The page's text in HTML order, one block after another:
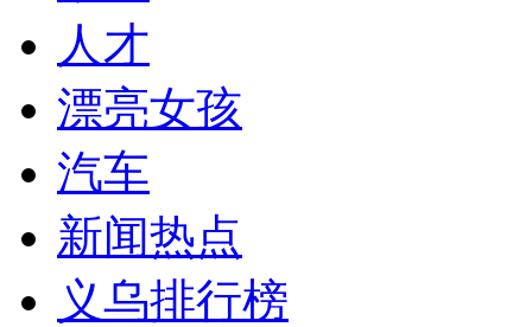
人才
漂亮女孩
汽车
新闻热点
义乌排行榜